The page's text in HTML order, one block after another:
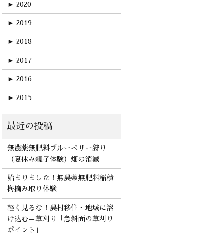
► 2020
► 2019
► 2018
► 2017
► 2016
► 2015
無農薬無肥料ブルーベリー狩り
（夏休み親子体験）畑の消滅
始まりました！無農薬無肥料稲積
梅摘み取り体験
軽く見るな！農村移住・地域に溶
け込む＝草刈り「急斜面の草刈り
ポイント」